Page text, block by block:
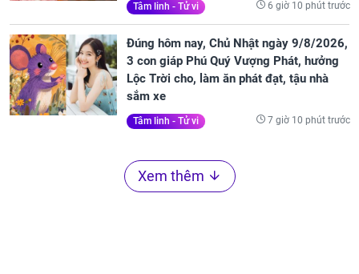
Tâm linh - Tử vi 6 giờ 10 phút trước
Đúng hôm nay, Chủ Nhật ngày 9/8/2026,
3 con giáp Phú Quý Vượng Phát, hưởng
Lộc Trời cho, làm ăn phát đạt, tậu nhà
sắm xe
Tâm linh - Tử vi 7 giờ 10 phút trước
Xem thêm